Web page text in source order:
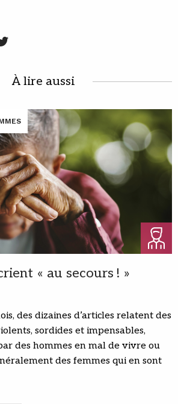
À lire aussi
« au secours ! »
des dizaines d’articles relatent des
sordides et impensables,
des hommes en mal de vivre ou
des femmes qui en sont